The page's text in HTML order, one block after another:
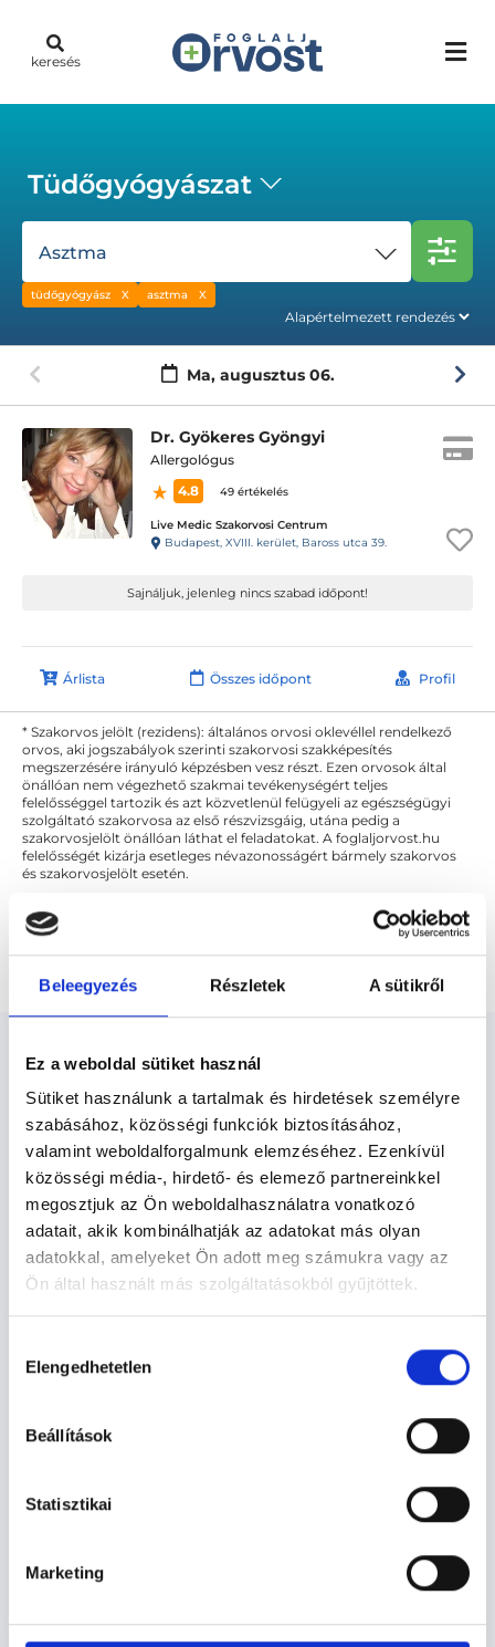
Beleegyezés Részletek A sütikről
Ez a weboldal sütiket használ
Sütiket használunk a tartalmak és hirdetések személyre
szabásához, közösségi funkciók biztosításához,
valamint weboldalforgalmunk elemzéséhez. Ezenkívül
közösségi média-, hirdető- és elemező partnereinkkel
megosztjuk az Ön weboldalhasználatra vonatkozó
adatait, akik kombinálhatják az adatokat más olyan
adatokkal, amelyeket Ön adott meg számukra vagy az
Ön által használt más szolgáltatásokból gyűjtöttek.
szabályzat:https://foglaljorvost.hu/info/foglaljorvost-
kiválasztása
Elengedhetetlen
Beállítások
Statisztikai
Marketing
keresés
Tüdőgyógyászat
Asztma
tüdőgyógyász asztma
Ma, augusztus 06.
Dr. Gyökeres Gyöngyi
Allergológus
4.8
49 értékelés
Live Medic Szakorvosi Centrum
Budapest, XVIII. kerület, Baross utca 39.
Sajnáljuk, jelenleg nincs szabad időpont!
Árlista Összes időpont Profil
* Szakorvos jelölt (rezidens): általános orvosi oklevéllel rendelkező
orvos, aki jogszabályok szerinti szakorvosi szakképesítés
megszerzésére irányuló képzésben vesz részt. Ezen orvosok által
önállóan nem végezhető szakmai tevékenységért teljes
felelősséggel tartozik és azt közvetlenül felügyeli az egészségügyi
szolgáltató szakorvosa az első részvizsgáig, utána pedig a
szakorvosjelölt önállóan láthat el feladatokat. A foglaljorvost.hu
felelősségét kizárja esetleges névazonosságért bármely szakorvos
és szakorvosjelölt esetén.
Főoldal Tüdőgyógyász Asztma
Tüdőgyógyász -
Tüdőgyógyászat
Rendkívül veszélyes tünetekkel - pl. a hörgőgörcs, amely
a légutak elzáródását is okozhatja - jár ez a gyulladással
kísért krónikus tüdőbetegség. Tünetei közé tartozik a
csökkent légzéstérfogat, zihálás, köhögés, mellkasi
KAPCSOLÓDÓ SZAKTERÜLETEK
Szolgáltatások
Budapesti és vidéki tüdőgyógyász orvosok